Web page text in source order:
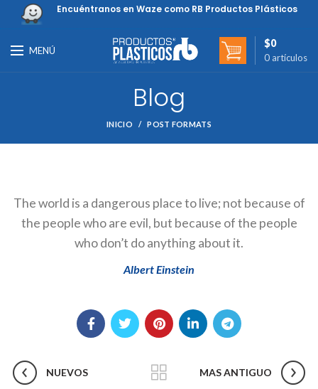
Encuéntranos en Waze como RB Productos Plásticos
MENÚ
0 artículos
$0
Blog
INICIO POST FORMATS
The world is a dangerous place to live; not because of
the people who are evil, but because of the people
who don’t do anything about it.
Albert Einstein
NUEVOS MAS ANTIGUO